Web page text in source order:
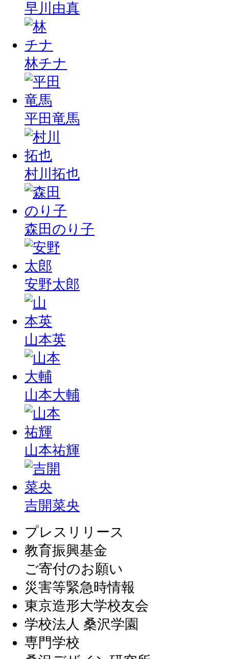
早川由真
林チナ
平田竜馬
村川拓也
森田のり子
安野太郎
山本英
山本大輔
山本祐輝
吉開菜央
プレスリリース
教育振興基金
ご寄付のお願い
災害等緊急時情報
東京造形大学校友会
学校法人 桑沢学園
専門学校